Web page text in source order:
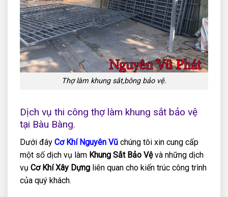
Thợ làm khung sắt,bông bảo vệ.
Dịch vụ thi công thợ làm khung sắt bảo vệ
tại Bàu Bàng.
Dưới đây Cơ Khí Nguyên Vũ chúng tôi xin cung cấp
một số dịch vụ làm Khung Sắt Bảo Vệvà những dịch
vụ Cơ Khí Xây Dựng liên quan cho kiến trúc công trình
của quý khách.